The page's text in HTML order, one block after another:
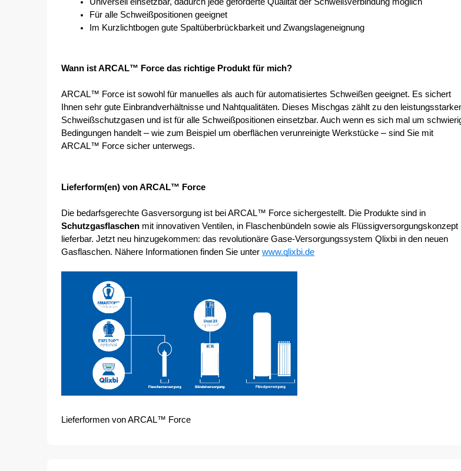
Universell einsetzbar, dadurch jede geforderte Qualität der Schweißverbindung möglich
Für alle Schweißpositionen geeignet
Im Kurzlichtbogen gute Spaltüberbrückbarkeit und Zwangslageneignung
Wann ist ARCAL™ Force das richtige Produkt für mich?
ARCAL™ Force ist sowohl für manuelles als auch für automatisiertes Schweißen geeignet. Es sichert
Ihnen sehr gute Einbrandverhältnisse und Nahtqualitäten. Dieses Mischgas zählt zu den
Schweißschutzgasen und ist für alle Schweißpositionen einsetzbar. Auch wenn es sich mal um
Bedingungen handelt – wie zum Beispiel um oberflächen verunreinigte Werkstücke – sind Sie mit
ARCAL™ Force sicher unterwegs.
Lieferform(en) von ARCAL™ Force
Schutzgasflaschen mit innovativen Ventilen, in Flaschenbündeln sowie als Flüssigversorgungskonzept
lieferbar. Jetzt neu hinzugekommen: das revolutionäre Gase-Versorgungssystem Qlixbi in den neuen
Gasflaschen. Nähere Informationen finden Sie unter www.qlixbi.de
Lieferformen von ARCAL™ Force